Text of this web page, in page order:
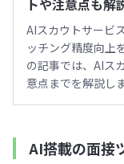
トや注意点も解
AIスカウトサービ
ッチング精度向上
の記事では、AIス
意点までを解説し
AI搭載の面接